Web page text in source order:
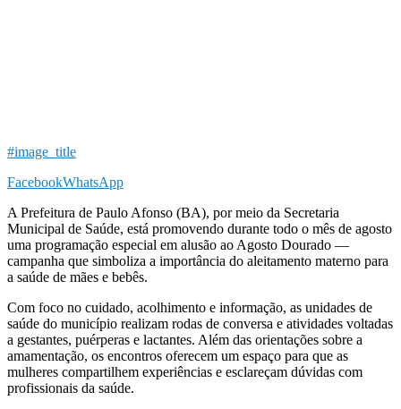
#image_title
FacebookWhatsApp
A Prefeitura de Paulo Afonso (BA), por meio da Secretaria
Municipal de Saúde, está promovendo durante todo o mês de agosto
uma programação especial em alusão ao Agosto Dourado —
campanha que simboliza a importância do aleitamento materno para
a saúde de mães e bebês.
Com foco no cuidado, acolhimento e informação, as unidades de
saúde do município realizam rodas de conversa e atividades voltadas
a gestantes, puérperas e lactantes. Além das orientações sobre a
amamentação, os encontros oferecem um espaço para que as
mulheres compartilhem experiências e esclareçam dúvidas com
profissionais da saúde.